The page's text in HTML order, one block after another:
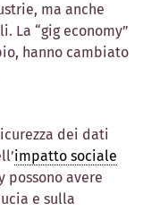
ma anche
La “gig economy”
hanno cambiato
dei dati
impatto sociale
possono avere
e sulla